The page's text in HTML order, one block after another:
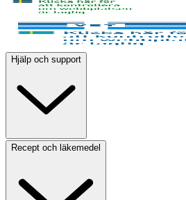
Hjälp och support
Recept och läkemedel